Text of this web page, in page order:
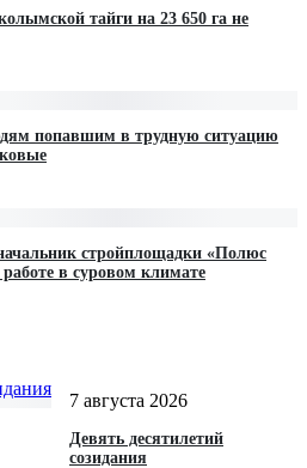
тайги на 23 650 га не
попавшим в трудную ситуацию
стройплощадки «Полюс
в суровом климате
7 августа 2026
Девять десятилетий
созидания